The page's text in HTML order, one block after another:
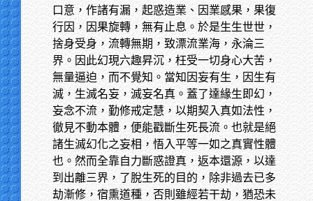
口意，作諸有漏，起惑造業、因業感果，果復
行因，因果旋轉，無有止息。於是生生世世，
捨身受身，流轉無期，致漂流業海，永淪三
界。因此幻現六趣昇沉，枉受一切身心大苦，
無量逼迫，而不覺知。當知因妄有生，因生有
滅，生滅名妄，滅妄名真。蓋了達緣生即幻，
妄念不流，勤修戒定慧，以期契入真如法性，
徹見不動本體，便能戳斷生死長流。也就是絕
諸生滅幻化之妄相，悟入平等一如之真實性體
也。然而全靠自力斷惑證真，返本還源，以達
到出離三界，了脫生死的目的，除非過去已多
劫漸修，宿熏道種，否則雖經若干劫，猶恐未